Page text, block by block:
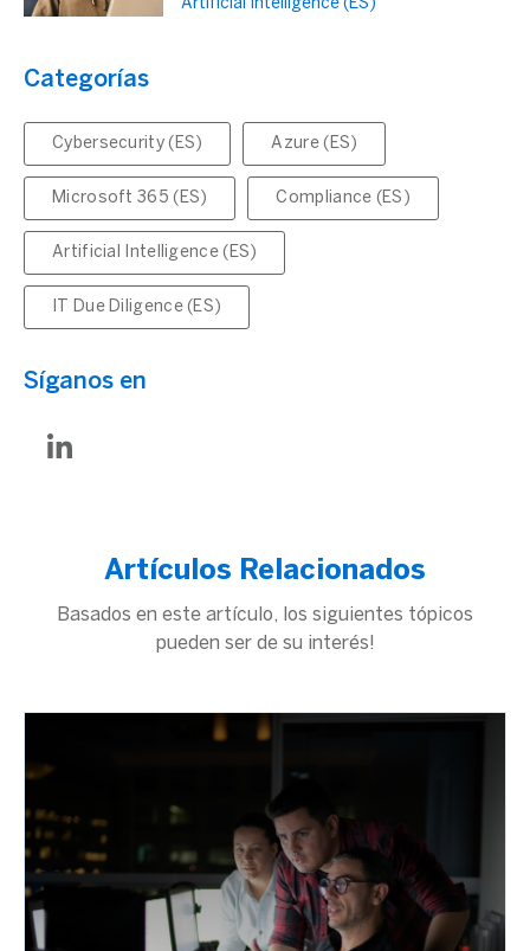
Artificial Intelligence (ES)
Categorías
Cybersecurity (ES) Azure (ES)
Microsoft 365 (ES) Compliance (ES)
Artificial Intelligence (ES)
IT Due Diligence (ES)
Síganos en
Artículos Relacionados
Basados en este artículo, los siguientes tópicos
pueden ser de su interés!